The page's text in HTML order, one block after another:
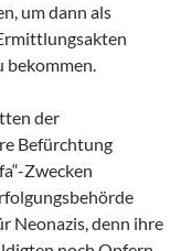
um dann als
bekommen.
der
Befürchtung
Zwecken
Neonazis, denn ihre